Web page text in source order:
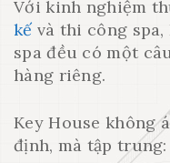
Với kinh nghiệm
kế và thi công
spa đều có một
hàng riêng.
Key House không
định, mà tập trung: